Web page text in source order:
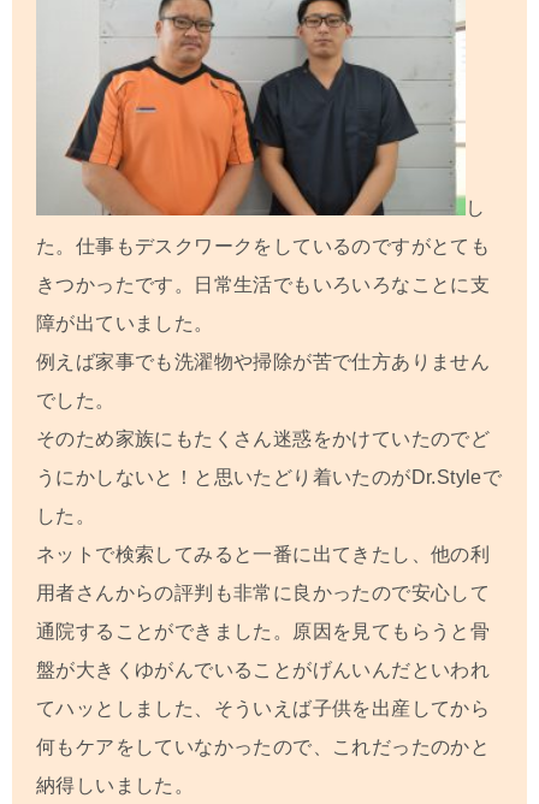
し
た。仕事もデスクワークをしているのですがとても
きつかったです。日常生活でもいろいろなことに支
障が出ていました。
例えば家事でも洗濯物や掃除が苦で仕方ありません
でした。
そのため家族にもたくさん迷惑をかけていたのでど
うにかしないと！と思いたどり着いたのがDr.Styleで
した。
ネットで検索してみると一番に出てきたし、他の利
用者さんからの評判も非常に良かったので安心して
通院することができました。原因を見てもらうと骨
盤が大きくゆがんでいることがげんいんだといわれ
てハッとしました、そういえば子供を出産してから
何もケアをしていなかったので、これだったのかと
納得しいました。